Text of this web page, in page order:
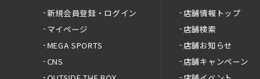
新規会員登録・ログイン
マイページ
MEGA SPORTS
CNS
店舗情報トップ
店舗検索
店舗お知らせ
店舗キャンペーン